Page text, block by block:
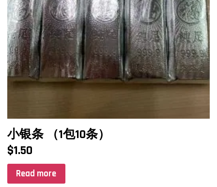
小银条 （1包10条）
$1.50
Read more